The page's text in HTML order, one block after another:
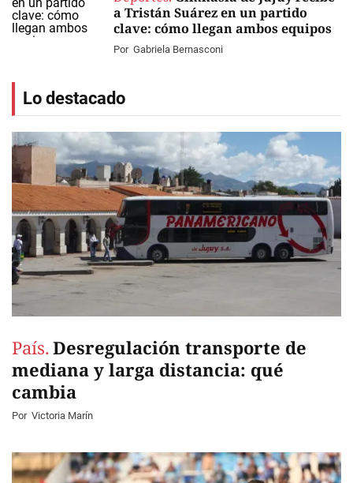
a Tristán Suárez en un partido
clave: cómo llegan ambos equipos
Por Gabriela Bernasconi
Lo destacado
País. Desregulación transporte de
mediana y larga distancia: qué
cambia
Por Victoria Marín